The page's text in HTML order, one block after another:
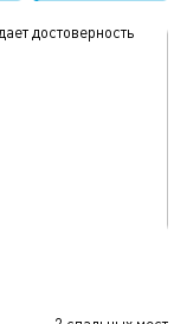
обновлено 05.08.2026